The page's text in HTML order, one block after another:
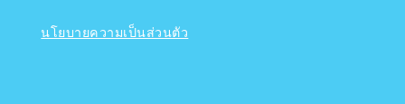
นโยบายความเป็นส่วนตัว